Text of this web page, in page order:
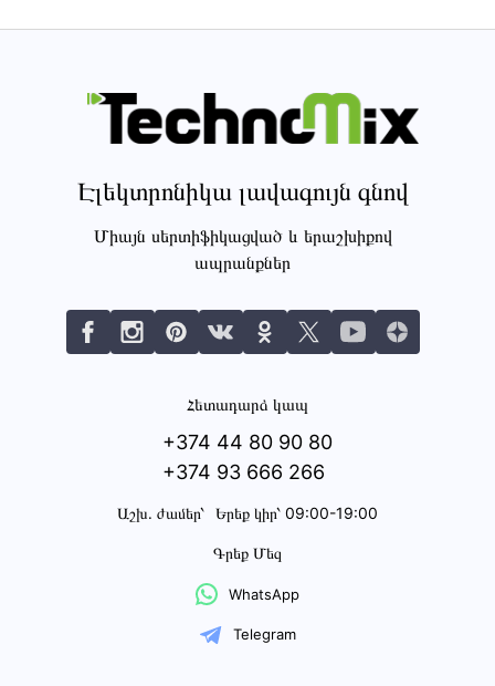
Էլեկտրոնիկա լավագույն գնով
Միայն սերտիֆիկացված և երաշխիքով
ապրանքներ
Հետադարձ կապ
+374 44 80 90 80
+374 93 666 266
Աշխ․ ժամեր՝ Երեք կիր՝ 09:00-19:00
Գրեք Մեզ
WhatsApp
Telegram